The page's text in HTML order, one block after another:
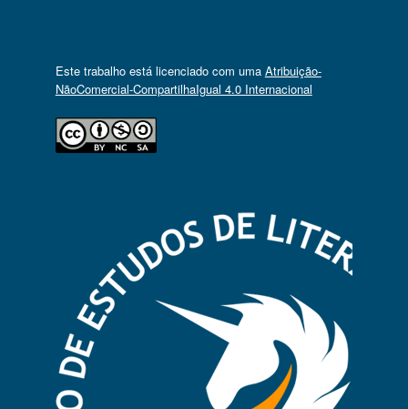
Este trabalho está licenciado com uma Atribuição-
NãoComercial-CompartilhaIgual 4.0 Internacional